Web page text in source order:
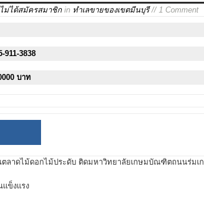
ไม่ได้สมัครสมาชิก in ทำเลขายของเขตมีนบุรี// 1 Comment
911-3838
บาท
ตลาดไม้ดอกไม้ประดับ ติดมหาวิทยาลัยเกษมบัณฑิตถนนร่มเ
แข็งแรง